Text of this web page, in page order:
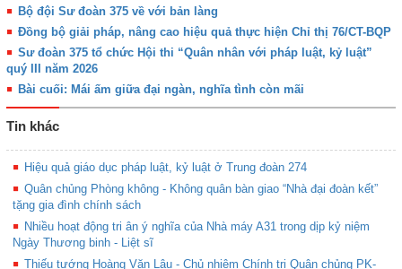
Bộ đội Sư đoàn 375 về với bản làng
Đồng bộ giải pháp, nâng cao hiệu quả thực hiện Chỉ thị 76/CT-BQP
Sư đoàn 375 tổ chức Hội thi “Quân nhân với pháp luật, kỷ luật”
quý III năm 2026
Bài cuối: Mái ấm giữa đại ngàn, nghĩa tình còn mãi
Tin khác
Hiệu quả giáo dục pháp luật, kỷ luật ở Trung đoàn 274
Quân chủng Phòng không - Không quân bàn giao “Nhà đại đoàn kết”
tặng gia đình chính sách
Nhiều hoạt động tri ân ý nghĩa của Nhà máy A31 trong dịp kỷ niệm
Ngày Thương binh - Liệt sĩ
Thiếu tướng Hoàng Văn Lâu - Chủ nhiệm Chính trị Quân chủng PK-